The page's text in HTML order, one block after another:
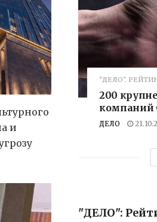
и
"ДЕЛО".
200
компаний
ДЕЛО
"ДЕЛО":